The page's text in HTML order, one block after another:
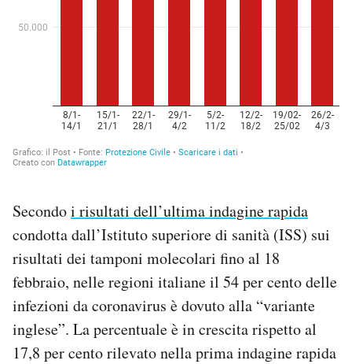
Secondoi risultati dell’ultima indagine rapida
condotta dall’Istituto superiore di sanità (ISS) sui
risultati dei tamponi molecolari fino al 18
febbraio, nelle regioni italiane il 54 per cento delle
infezioni da coronavirus è dovuto alla “variante
inglese”. La percentuale è in crescita rispetto al
17,8 per cento rilevato nella prima indagine rapida